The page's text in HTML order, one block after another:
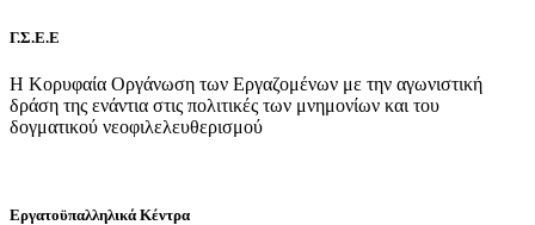
Γ.Σ.Ε.Ε
Η Κορυφαία Οργάνωση των Εργαζομένων με την αγωνιστική
δράση της ενάντια στις πολιτικές των μνημονίων και του
δογματικού νεοφιλελευθερισμού
Εργατοϋπαλληλικά Κέντρα